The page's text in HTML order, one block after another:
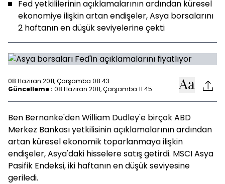
Fed yetkililerinin açıklamalarının ardından küresel
ekonomiye ilişkin artan endişeler, Asya borsalarını
2 haftanın en düşük seviyelerine çekti
08 Haziran 2011, Çarşamba 08:43
Güncelleme : 08 Haziran 2011, Çarşamba 11:45
Ben Bernanke'den William Dudley'e birçok ABD
Merkez Bankası yetkilisinin açıklamalarının ardından
artan küresel ekonomik toparlanmaya ilişkin
endişeler, Asya'daki hisselere satış getirdi. MSCI Asya
Pasifik Endeksi, iki haftanın en düşük seviyesine
geriledi.